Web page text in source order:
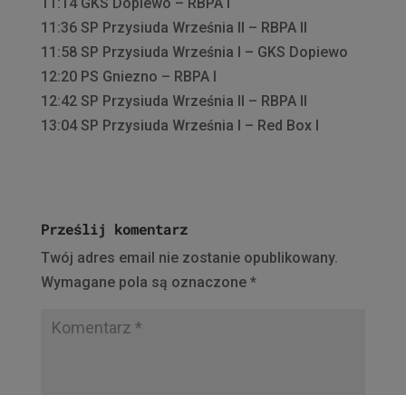
11:36 SP Przysiuda Września II – RBPA II
11:58 SP Przysiuda Września I – GKS Dopiewo
12:20 PS Gniezno – RBPA I
12:42 SP Przysiuda Września II – RBPA II
13:04 SP Przysiuda Września I – Red Box I
Prześlij komentarz
Twój adres email nie zostanie opublikowany.
Wymagane pola są oznaczone *